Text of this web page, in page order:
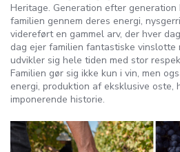
Heritage. Generation efter generation
familien gennem deres energi,
videreført en gammel arv, der hver
dag ejer familien fantastiske vinslotte
udvikler sig hele tiden med stor
Familien gør sig ikke kun i vin, men
energi, produktion af eksklusive oste,
imponerende historie.